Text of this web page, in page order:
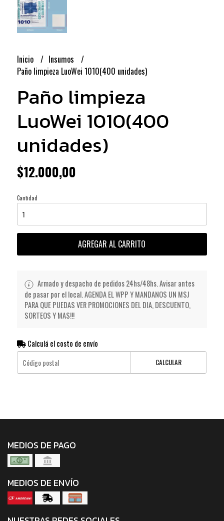
Inicio
Insumos
Paño limpieza LuoWei 1010(400 unidades)
Paño limpieza
LuoWei 1010(400
unidades)
$12.000,00
Cantidad
AGREGAR AL CARRITO
Armado y despacho de pedidos 24hs/48hs. Avisar antes
de pasar por el local. AGENDA EL WPP Y MANDANOS UN MSJ
PARA QUE PUEDAS VER PROMOCIONES DEL DIA, DESCUENTO,
SORTEOS Y MAS!!!
Calculá el costo de envío
CALCULAR
MEDIOS DE PAGO
MEDIOS DE ENVÍO